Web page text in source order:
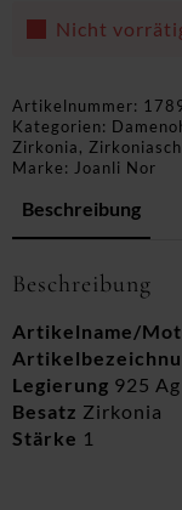
Nicht
Artikelnummer:
Kategorien:
Zirkonia,
Marke: Joanli Nor
Beschreibung
Beschreibung
Artikelname/
Legierung 925
Besatz Zirkonia
Stärke 1